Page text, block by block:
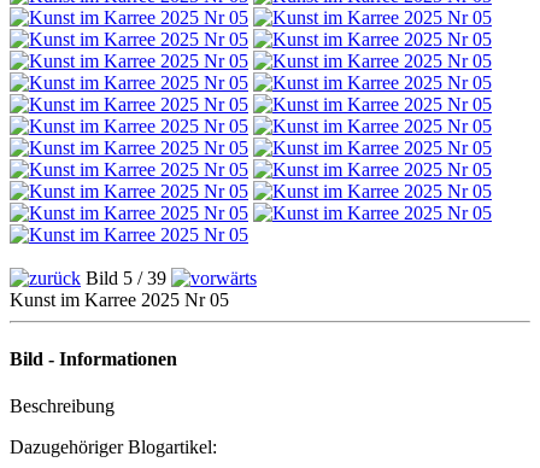
Bild 5 / 39
Kunst im Karree 2025 Nr 05
Bild - Informationen
Beschreibung
Dazugehöriger Blogartikel: